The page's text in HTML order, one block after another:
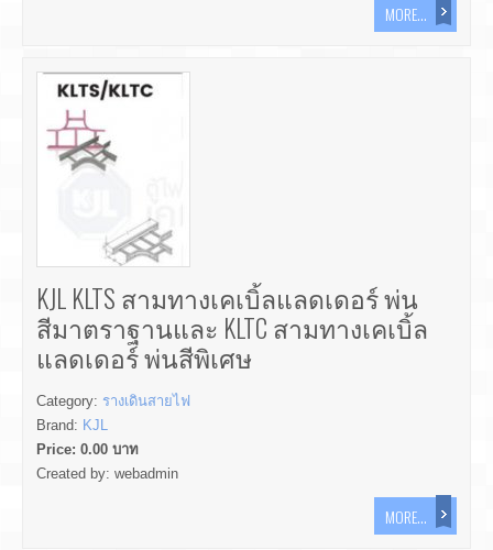
MORE...
KJL KLTS สามทางเคเบิ้ลแลดเดอร์ พ่น
สีมาตราฐานและ KLTC สามทางเคเบิ้ล
แลดเดอร์ พ่นสีพิเศษ
Category: รางเดินสายไฟ
Brand: KJL
Price: 0.00 บาท
Created by: webadmin
MORE...